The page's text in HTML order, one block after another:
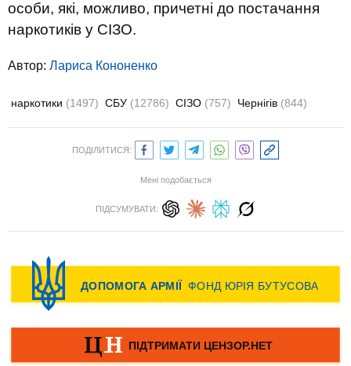
особи, які, можливо, причетні до постачання
наркотиків у СІЗО.
Автор: Лариса Кононенко
наркотики (1497) СБУ (12786) СІЗО (757) Чернігів (844)
ПОДІЛИТИСЯ:
Мені подобається
ПІДСУМУВАТИ: